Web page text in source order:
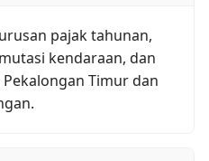
pajak tahunan,
kendaraan, dan
Pekalongan Timur dan